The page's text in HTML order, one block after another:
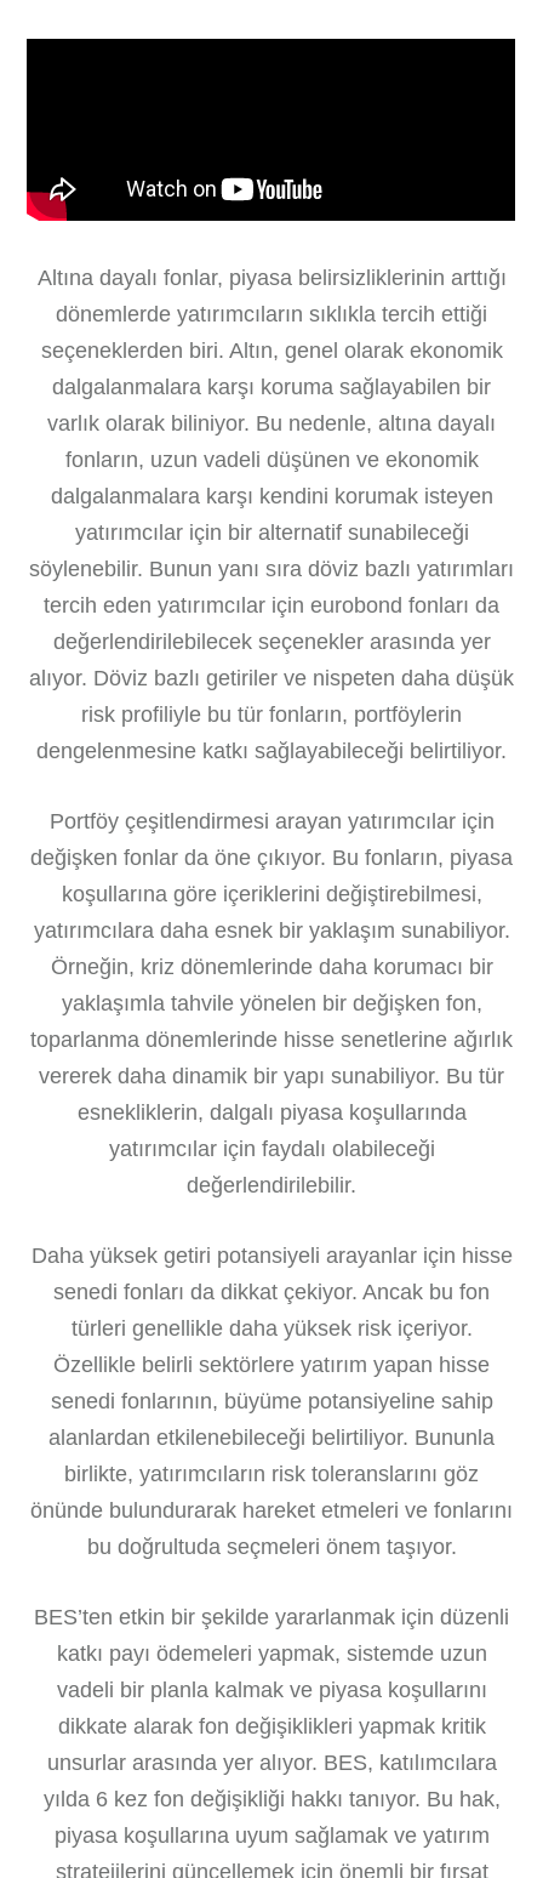
Altına dayalı fonlar, piyasa belirsizliklerinin arttığı
dönemlerde yatırımcıların sıklıkla tercih ettiği
seçeneklerden biri. Altın, genel olarak ekonomik
dalgalanmalara karşı koruma sağlayabilen bir
varlık olarak biliniyor. Bu nedenle, altına dayalı
fonların, uzun vadeli düşünen ve ekonomik
dalgalanmalara karşı kendini korumak isteyen
yatırımcılar için bir alternatif sunabileceği
söylenebilir. Bunun yanı sıra döviz bazlı yatırımları
tercih eden yatırımcılar için eurobond fonları da
değerlendirilebilecek seçenekler arasında yer
alıyor. Döviz bazlı getiriler ve nispeten daha düşük
risk profiliyle bu tür fonların, portföylerin
dengelenmesine katkı sağlayabileceği belirtiliyor.
Portföy çeşitlendirmesi arayan yatırımcılar için
değişken fonlar da öne çıkıyor. Bu fonların, piyasa
koşullarına göre içeriklerini değiştirebilmesi,
yatırımcılara daha esnek bir yaklaşım sunabiliyor.
Örneğin, kriz dönemlerinde daha korumacı bir
yaklaşımla tahvile yönelen bir değişken fon,
toparlanma dönemlerinde hisse senetlerine ağırlık
vererek daha dinamik bir yapı sunabiliyor. Bu tür
esnekliklerin, dalgalı piyasa koşullarında
yatırımcılar için faydalı olabileceği
değerlendirilebilir.
Daha yüksek getiri potansiyeli arayanlar için hisse
senedi fonları da dikkat çekiyor. Ancak bu fon
türleri genellikle daha yüksek risk içeriyor.
Özellikle belirli sektörlere yatırım yapan hisse
senedi fonlarının, büyüme potansiyeline sahip
alanlardan etkilenebileceği belirtiliyor. Bununla
birlikte, yatırımcıların risk toleranslarını göz
önünde bulundurarak hareket etmeleri ve fonlarını
bu doğrultuda seçmeleri önem taşıyor.
BES’ten etkin bir şekilde yararlanmak için düzenli
katkı payı ödemeleri yapmak, sistemde uzun
vadeli bir planla kalmak ve piyasa koşullarını
dikkate alarak fon değişiklikleri yapmak kritik
unsurlar arasında yer alıyor. BES, katılımcılara
yılda 6 kez fon değişikliği hakkı tanıyor. Bu hak,
piyasa koşullarına uyum sağlamak ve yatırım
stratejilerini güncellemek için önemli bir fırsat